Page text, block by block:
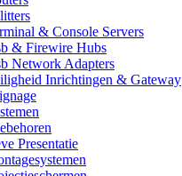
& Console Servers
& Firewire Hubs
Network Adapters
Inrichtingen & Gateway
Presentatie